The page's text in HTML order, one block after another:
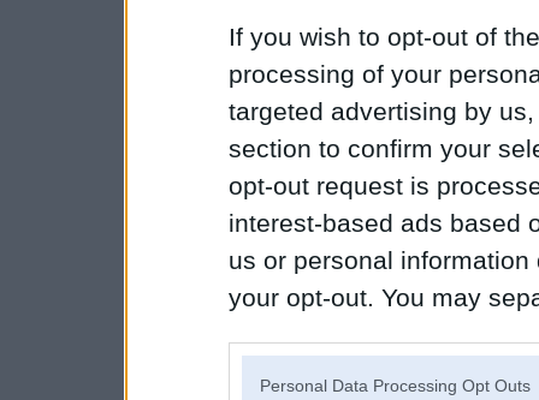
If you wish to opt-out of
processing of your
targeted advertising by
section to confirm your
opt-out request is
interest-based ads based
us or personal
your opt-out. You may
Personal Data Processing Opt Outs